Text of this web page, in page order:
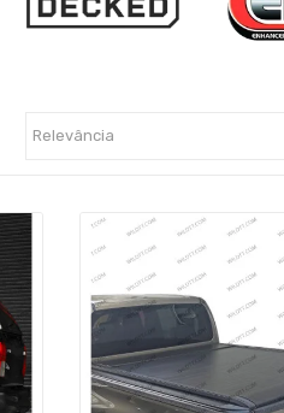
Relevância